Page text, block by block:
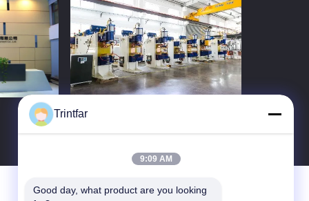
Trintfar
9:09 AM
Good day, what product are you looking